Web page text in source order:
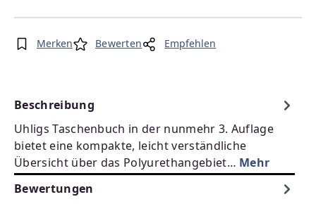
Merken Bewerten Empfehlen
Beschreibung
Uhligs Taschenbuch in der nunmehr 3. Auflage
bietet eine kompakte, leicht verständliche
Übersicht über das Polyurethangebiet… Mehr
Bewertungen